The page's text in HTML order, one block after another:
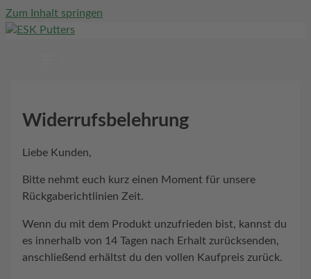
Zum Inhalt springen
Widerrufsbelehrung
Liebe Kunden,
Bitte nehmt euch kurz einen Moment für unsere
Rückgaberichtlinien Zeit.
Wenn du mit dem Produkt unzufrieden bist, kannst du
es innerhalb von 14 Tagen nach Erhalt zurücksenden,
anschließend erhältst du den vollen Kaufpreis zurück.